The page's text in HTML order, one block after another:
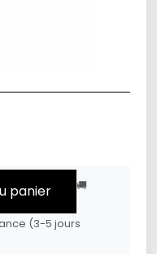
panier 🚚
(3-5 jours